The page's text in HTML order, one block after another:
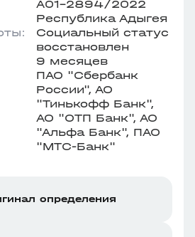
А01-2894/2022
Республика Адыгея
Социальный статус
восстановлен
9 месяцев
ПАО "Сбербанк
России", АО
"Тинькофф Банк",
АО "ОТП Банк", АО
"Альфа Банк", ПАО
"МТС-Банк"
определения